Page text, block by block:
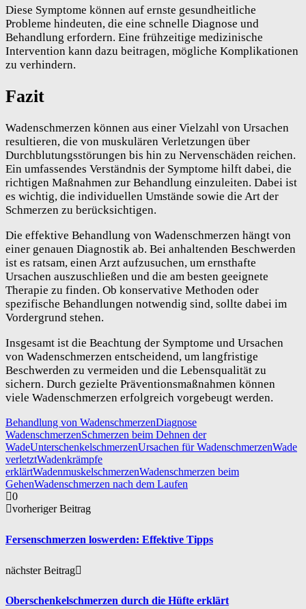
Diese Symptome können auf ernste gesundheitliche
Probleme hindeuten, die eine schnelle Diagnose und
Behandlung erfordern. Eine frühzeitige medizinische
Intervention kann dazu beitragen, mögliche Komplikationen
zu verhindern.
Fazit
Wadenschmerzen können aus einer Vielzahl von Ursachen
resultieren, die von muskulären Verletzungen über
Durchblutungsstörungen bis hin zu Nervenschäden reichen.
Ein umfassendes Verständnis der Symptome hilft dabei, die
richtigen Maßnahmen zur Behandlung einzuleiten. Dabei ist
es wichtig, die individuellen Umstände sowie die Art der
Schmerzen zu berücksichtigen.
Die effektive Behandlung von Wadenschmerzen hängt von
einer genauen Diagnostik ab. Bei anhaltenden Beschwerden
ist es ratsam, einen Arzt aufzusuchen, um ernsthafte
Ursachen auszuschließen und die am besten geeignete
Therapie zu finden. Ob konservative Methoden oder
spezifische Behandlungen notwendig sind, sollte dabei im
Vordergrund stehen.
Insgesamt ist die Beachtung der Symptome und Ursachen
von Wadenschmerzen entscheidend, um langfristige
Beschwerden zu vermeiden und die Lebensqualität zu
sichern. Durch gezielte Präventionsmaßnahmen können
viele Wadenschmerzen erfolgreich vorgebeugt werden.
Behandlung von WadenschmerzenDiagnose
WadenschmerzenSchmerzen beim Dehnen der
WadeUnterschenkelschmerzenUrsachen für WadenschmerzenWade
verletztWadenkrämpfe
erklärtWadenmuskelschmerzenWadenschmerzen beim
GehenWadenschmerzen nach dem Laufen
0
vorheriger Beitrag
Fersenschmerzen loswerden: Effektive Tipps
nächster Beitrag
Oberschenkelschmerzen durch die Hüfte erklärt